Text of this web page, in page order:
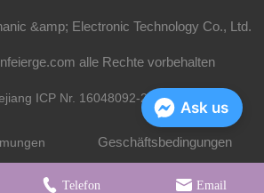
&amp; Electronic Technology Co., Ltd.
alle Rechte vorbehalten
ICP Nr. 16048092-2
Geschäftsbedingungen
Telefon Email
Ask us